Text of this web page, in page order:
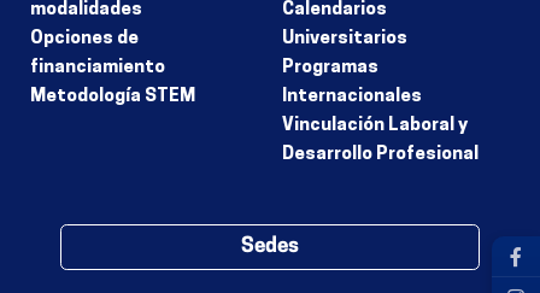
modalidades
Opciones de
financiamiento
Metodología STEM
Calendarios
Universitarios
Programas
Internacionales
Vinculación Laboral y
Desarrollo Profesional
Sedes